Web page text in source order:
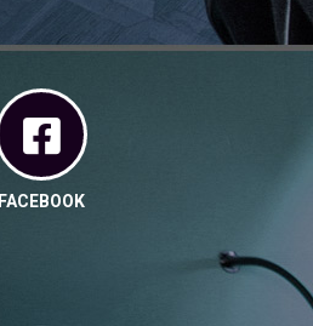
FACEBOOK